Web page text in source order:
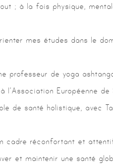
; à la fois physique,
mes études dans le
professeur de yoga
l’Association Européenne
de santé holistique, avec
cadre réconfortant et
et maintenir une santé